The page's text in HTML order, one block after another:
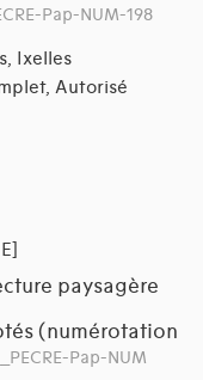
Pap-NUM-198
Ixelles
Autorisé
paysagère
(numérotation
Pap-NUM